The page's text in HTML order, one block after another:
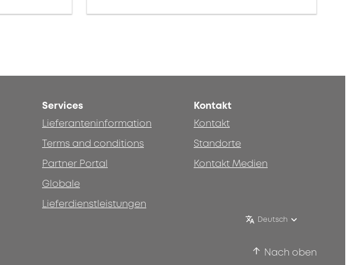
Services
Lieferanteninformation
Terms and conditions
Partner Portal
Globale
Lieferdienstleistungen
Kontakt
Kontakt
Standorte
Kontakt Medien
Deutsch
Nach oben